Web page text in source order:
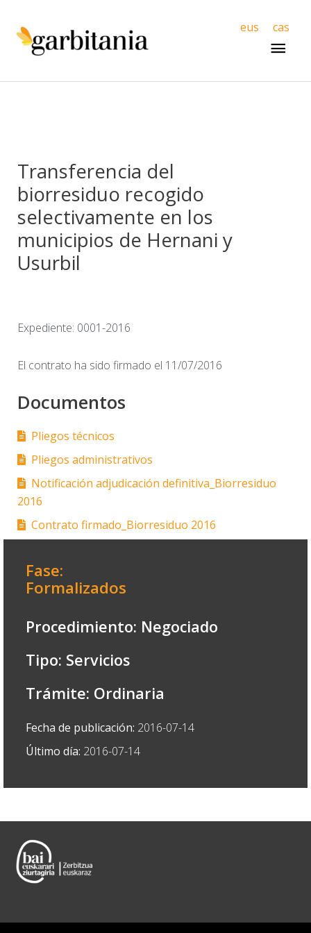
eus cas
Transferencia del
biorresiduo recogido
selectivamente en los
municipios de Hernani y
Usurbil
Expediente: 0001-2016
El contrato ha sido firmado el 11/07/2016
Documentos
Pliegos técnicos
Pliegos administrativos
Notificación adjudicación definitiva_Biorresiduo
2016
Contrato firmado_Biorresiduo 2016
Fase:
Formalizados
Procedimiento: Negociado
Tipo: Servicios
Trámite: Ordinaria
Fecha de publicación: 2016-07-14
Último día: 2016-07-14